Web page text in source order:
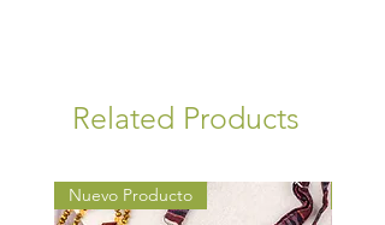
Related Products
Nuevo Producto